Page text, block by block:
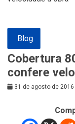
Blog
Cobertura
confere
31 de agosto de 2016